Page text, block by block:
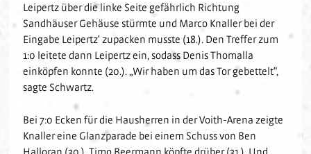
Hast Du Nala gesehen?
Vorstand
Historie
Partner
Partner-Familie
Hospitality
Sponsoring
Partner-Events
Jobs
U15
U14
U13
Leipertz über die linke Seite gefährlich Richtung
Sandhäuser Gehäuse stürmte und Marco Knaller bei der
Eingabe Leipertz‘ zupacken musste (18.). Den Treffer zum
1:0 leitete dann Leipertz ein, sodass Denis Thomalla
einköpfen konnte (20.). „Wir haben um das Tor gebettelt“,
sagte Schwartz.
Bei 7:0 Ecken für die Hausherren in der Voith-Arena zeigte
Knaller eine Glanzparade bei einem Schuss von Ben
Halloran (30.). Timo Beermann köpfte drüber (31.). Und